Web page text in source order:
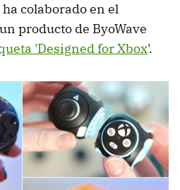
colaborado en el
producto de ByoWave
'Designed for Xbox'.